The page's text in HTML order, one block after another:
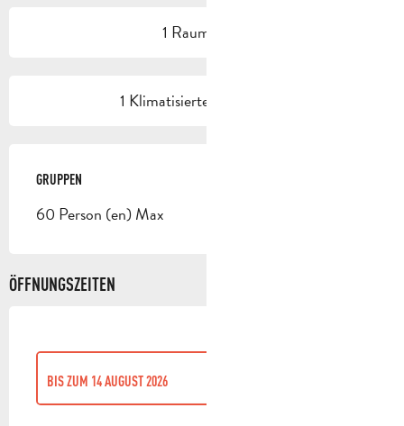
1 Raum/Saal
1 Klimatisierte(r) Raum(e)
GRUPPEN
GRUPPEN
60 Person (en) Max
ÖFFNUNGSZEITEN
BIS ZUM 14 AUGUST 2026